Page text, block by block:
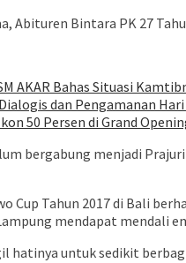
Abituren Bintara PK 27
AKAR Bahas Situasi
dan Pengamanan
50 Persen di Grand
bergabung menjadi
Cup Tahun 2017 di Bali
mendapat mendali
hatinya untuk sedikit